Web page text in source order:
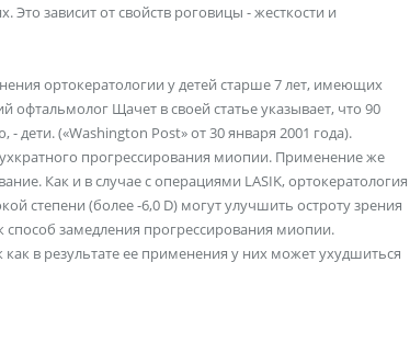
Это зависит от свойств роговицы - жесткости и
ортокератологии у детей старше 7 лет, имеющих
Щачет в своей статье указывает, что 90
дети. («Washington Post» от 30 января 2001 года).
прогрессирования миопии. Применение же
Как и в случае с операциями LASIK, ортокератология
степени (более -6,0 D) могут улучшить остроту зрения
замедления прогрессирования миопии.
в результате ее применения у них может ухудшиться